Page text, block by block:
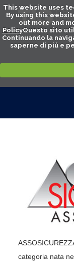
This website uses
By using this
out more and
PolicyQuesto sito
Continuando la
saperne di piú e
categoria nata